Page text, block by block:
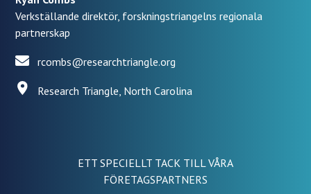
Verkställande direktör, forskningstriangelns regionala
partnerskap
rcombs@researchtriangle.org
Research Triangle, North Carolina
ETT SPECIELLT TACK TILL VÅRA
FÖRETAGSPARTNERS